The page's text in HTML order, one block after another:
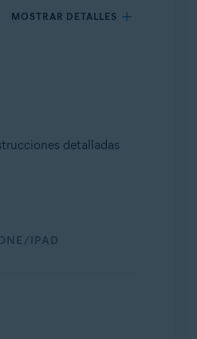
MOSTRAR DETALLES
detalladas
IPAD